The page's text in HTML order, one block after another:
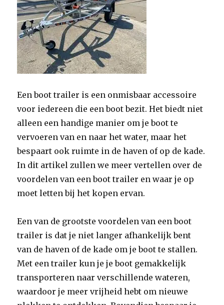
Een boot trailer is een onmisbaar accessoire
voor iedereen die een boot bezit. Het biedt niet
alleen een handige manier om je boot te
vervoeren van en naar het water, maar het
bespaart ook ruimte in de haven of op de kade.
In dit artikel zullen we meer vertellen over de
voordelen van een boot trailer en waar je op
moet letten bij het kopen ervan.
Een van de grootste voordelen van een boot
trailer is dat je niet langer afhankelijk bent
van de haven of de kade om je boot te stallen.
Met een trailer kun je je boot gemakkelijk
transporteren naar verschillende wateren,
waardoor je meer vrijheid hebt om nieuwe